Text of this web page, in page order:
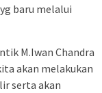
baru melalui
M.Iwan Chandra
akan melakukan
serta akan